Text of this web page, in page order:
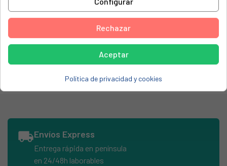
ACEC, 91478052204 ML1010
ACEC, 91478052300 ML1210
ACEC, 91478910900 ML800
ACEC, ML 1010 (P) 91478052202
ACEC, ML 1010 (P) 91478052203
ACEC, ML 1010 91478052200
ACEC, ML 1010 91478052204
ACEC, ML 1210 91478052300
local_shippingEnvíos Express
Entrega rápida en península
en 24/48h laborables
Rechazar
Aceptar
Política de privacidad y cookies